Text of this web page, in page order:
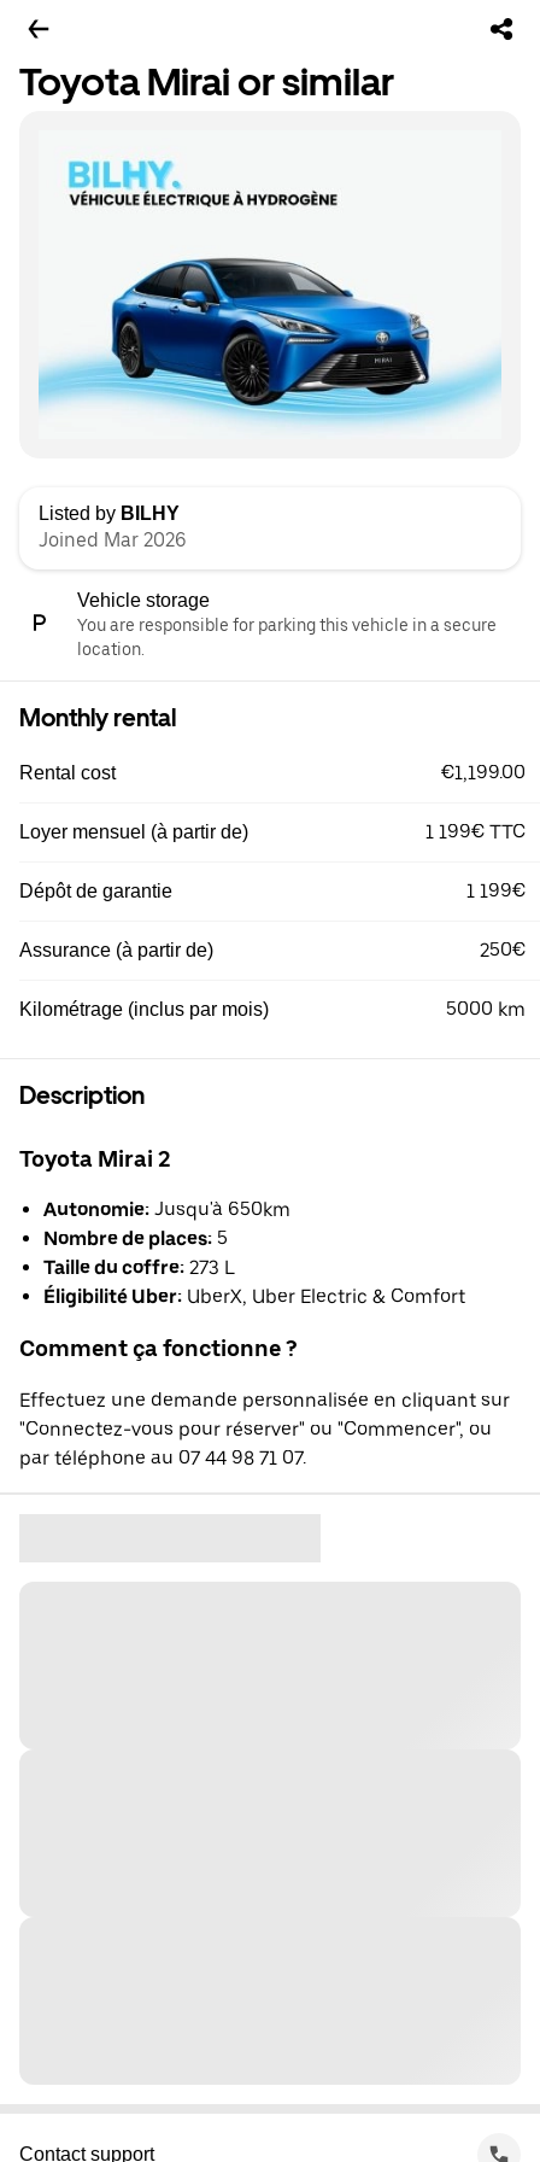
Toyota Mirai or similar
Listed by BILHY
Joined Mar 2026
Vehicle storage
You are responsible for parking this vehicle in a secure
location.
Monthly rental
Rental cost €1,199.00
Loyer mensuel (à partir de) 1 199€ TTC
Dépôt de garantie 1 199€
Assurance (à partir de) 250€
Kilométrage (inclus par mois) 5000 km
Description
Toyota Mirai 2
Autonomie: Jusqu'à 650km
Nombre de places: 5
Taille du coffre: 273 L
Éligibilité Uber: UberX, Uber Electric & Comfort
Comment ça fonctionne ?
Effectuez une demande personnalisée en cliquant sur
"Connectez-vous pour réserver" ou "Commencer", ou
par téléphone au 07 44 98 71 07.
Contact support